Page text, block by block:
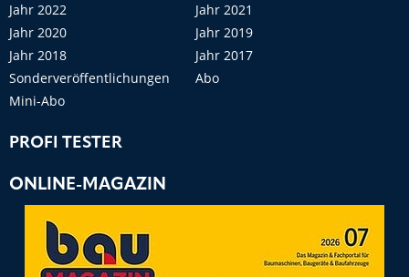
Jahr 2022
Jahr 2021
Jahr 2020
Jahr 2019
Jahr 2018
Jahr 2017
Sonderveröffentlichungen
Abo
Mini-Abo
PROFI TESTER
ONLINE-MAGAZIN